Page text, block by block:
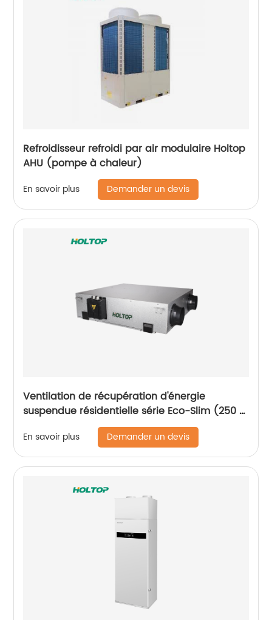
Refroidisseur refroidi par air modulaire Holtop
AHU (pompe à chaleur)
En savoir plus Demander un devis
Ventilation de récupération d'énergie
suspendue résidentielle série Eco-Slim (250 ~
En savoir plus Demander un devis